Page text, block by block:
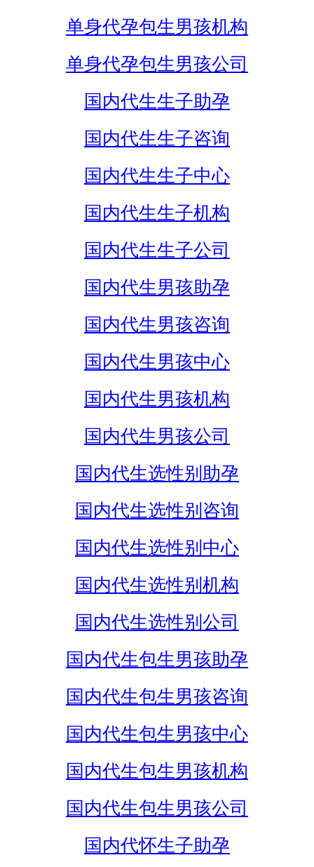
单身代孕包生男孩机构
单身代孕包生男孩公司
国内代生生子助孕
国内代生生子咨询
国内代生生子中心
国内代生生子机构
国内代生生子公司
国内代生男孩助孕
国内代生男孩咨询
国内代生男孩中心
国内代生男孩机构
国内代生男孩公司
国内代生选性别助孕
国内代生选性别咨询
国内代生选性别中心
国内代生选性别机构
国内代生选性别公司
国内代生包生男孩助孕
国内代生包生男孩咨询
国内代生包生男孩中心
国内代生包生男孩机构
国内代生包生男孩公司
国内代怀生子助孕